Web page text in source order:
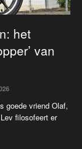
het
van
goede vriend Olaf,
filosofeert er